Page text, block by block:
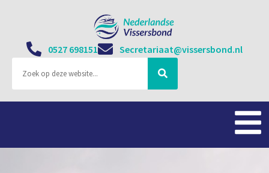
0527 698151 Secretariaat@vissersbond.nl